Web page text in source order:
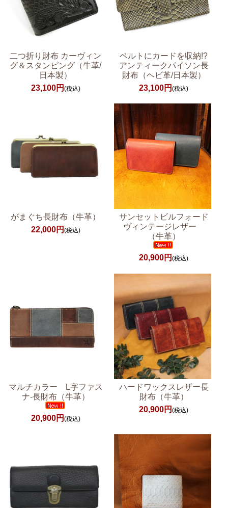
二つ折り財布 カーヴィン
グ＆スタンピング（牛革/
日本製）
23,100円 (税込)
ベルトにカードを収納!?
アンティークパイソン長
財布（ヘビ革/日本製）
23,100円(税込)
がまぐち長財布（牛革）
22,000円 (税込)
サンセットビルフォード
ヴィンテージレザー
（牛革）
20,900円(税込)
マルチカラー L字ファス
ナ-長財布（牛革）
20,900円 (税込)
ハードワックスレザー長
財布（牛革）
20,900円(税込)